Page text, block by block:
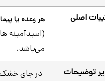
اصلی هر وعده یا پیمانه (32/5
می‌باشد.
توضیحات
در جای